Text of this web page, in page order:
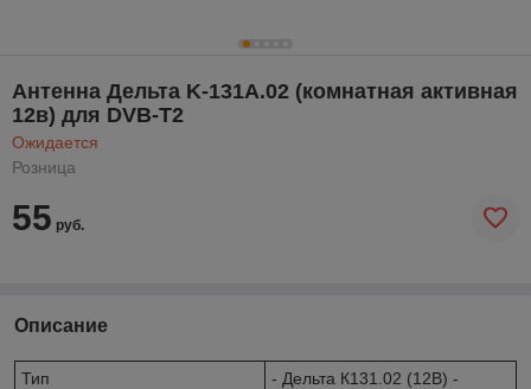
Антеннa Дельта K-131A.02 (комнатная активная
12в) для DVB-T2
Ожидается
Розница
55 руб.
Описание
Тип
- Дельта К131.02 (12В) -